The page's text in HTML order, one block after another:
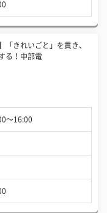
「きれいごと」を貫き、
る！中部電
〜16:00